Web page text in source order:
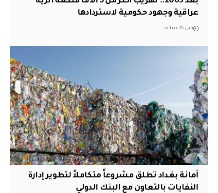
عراقية وجهود حكومية لاستردادها
قبل 20 ساعة
أمانة بغداد تطلق مشروعاً متكاملاً لتطوير إدارة
النفايات بالتعاون مع البنك الدولي